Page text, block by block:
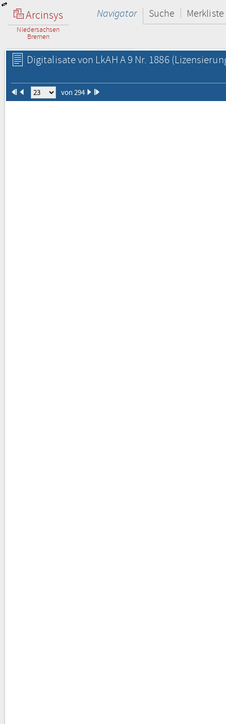
Arcinsys
Niedersachsen
Bremen
Navigator Suche Merkliste
Digitalisate von LkAH A 9 Nr. 1886
von 294